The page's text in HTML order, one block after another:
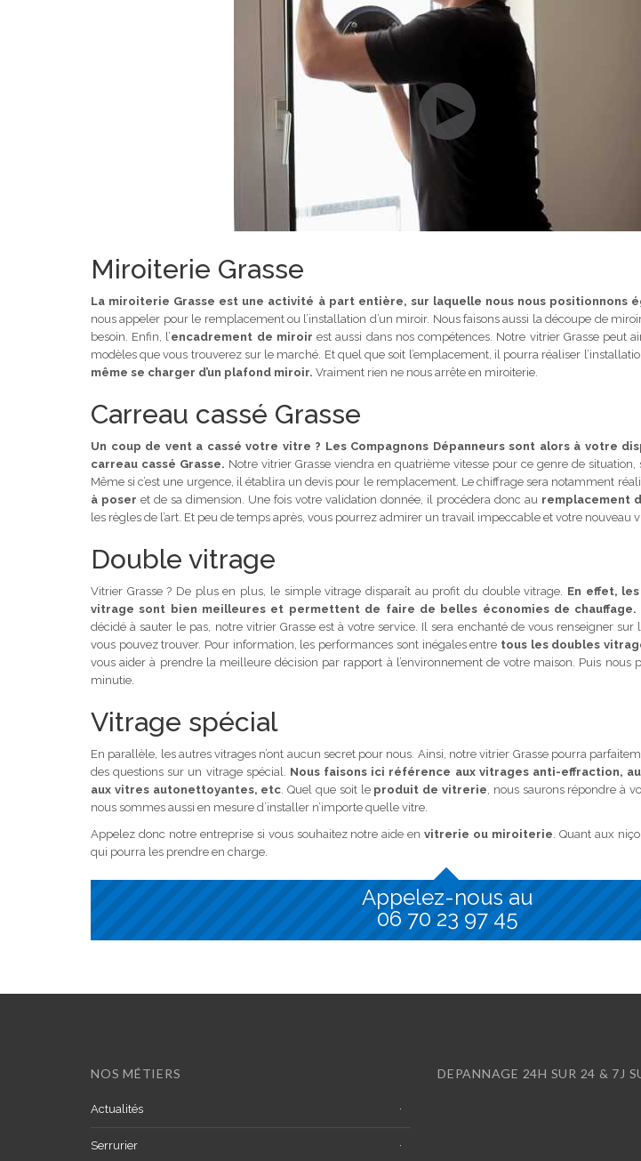
Miroiterie Grasse
La miroiterie Grasse est une activité à part entière, sur laquelle nous nous positionnons
nous appeler pour le remplacement ou l’installation d’un miroir. Nous faisons aussi la découpe de
besoin. Enfin, l’encadrement de miroir est aussi dans nos compétences. Notre vitrier Grasse peut
modèles que vous trouverez sur le marché. Et quel que soit l’emplacement, il pourra réaliser
même se charger d’un plafond miroir. Vraiment rien ne nous arrête en miroiterie.
Carreau cassé Grasse
Un coup de vent a cassé votre vitre ? Les Compagnons Dépanneurs sont alors à votre
carreau cassé Grasse. Notre vitrier Grasse viendra en quatrième vitesse pour ce genre de situation,
Même si c’est une urgence, il établira un devis pour le remplacement. Le chiffrage sera notamment
à poser et de sa dimension. Une fois votre validation donnée, il procédera donc au remplacement
les règles de l’art. Et peu de temps après, vous pourrez admirer un travail impeccable et votre nouveau
Double vitrage
Vitrier Grasse ? De plus en plus, le simple vitrage disparaît au profit du double vitrage. En effet,
vitrage sont bien meilleures et permettent de faire de belles économies de chauffage.
décidé à sauter le pas, notre vitrier Grasse est à votre service. Il sera enchanté de vous renseigner
vous pouvez trouver. Pour information, les performances sont inégales entre tous les doubles
vous aider à prendre la meilleure décision par rapport à l’environnement de votre maison. Puis nous
minutie.
Vitrage spécial
En parallèle, les autres vitrages n’ont aucun secret pour nous. Ainsi, notre vitrier Grasse pourra
des questions sur un vitrage spécial. Nous faisons ici référence aux vitrages anti-effraction,
aux vitres autonettoyantes, etc . Quel que soit le produit de vitrerie , nous saurons répondre à
nous sommes aussi en mesure d’installer n’importe quelle vitre.
Appelez donc notre entreprise si vous souhaitez notre aide envitrerie ou miroiterie . Quant aux
qui pourra les prendre en charge.
Appelez-nous au
06 70 23 97 45
NOS MÉTIERS
Actualités
Serrurier
DEPANNAGE 24H SUR 24 & 7J